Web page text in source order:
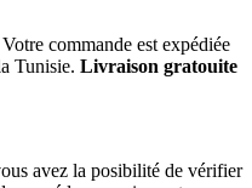
commande est expédiée
Tunisie. Livraison gratouite
avez la posibilité de vérifier